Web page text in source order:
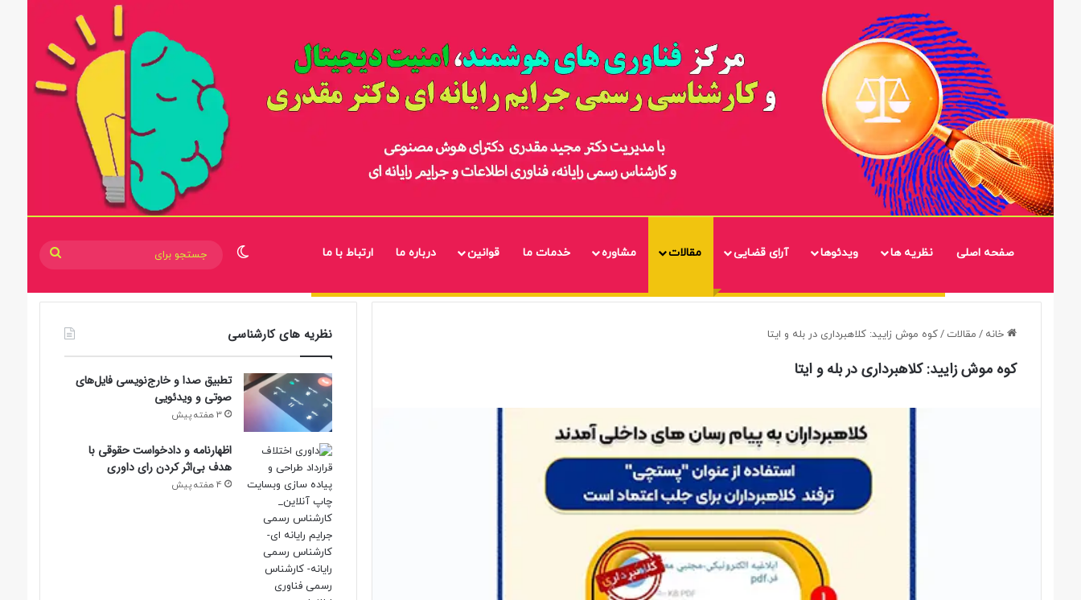
صفحه اصلی نظریه ها ویدئوها آرای قضایی مقالات مشاوره خدمات ما قوانین درباره ما ارتباط با ما تغییر پوسته
جستجو
خانه / مقالات /کوه موش زایید: کلاهبرداری در بله و ایتا
کوه موش زایید: کلاهبرداری در بله و ایتا
نظریه های کارشناسی
تطبیق صدا و خارج‌نویسی فایل‌های
صوتی و ویدئویی
3 هفته پیش
اظهارنامه و دادخواست حقوقی با
هدف بی‌اثر کردن رای داوری
4 هفته پیش